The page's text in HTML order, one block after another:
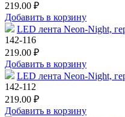
219.00 ₽
Добавить в корзину
LED лента Neon-Night,
142-116
219.00 ₽
Добавить в корзину
LED лента Neon-Night,
142-112
219.00 ₽
Добавить в корзину